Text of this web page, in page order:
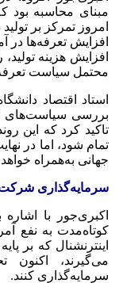
مبنای محاسبه بود
امروز تمرکز بر
افزایش تعرفه‌ها در
افزایش هزینه
محتمل سیاست
استاد اقتصاد
بررسی سیاست‌های
تاکید کرد که این
تمام شود، اما در
جهانی به‌همراه
سرمایه‌گذاری
اکبری‌جور با
کوتاه‌مدت به نفع
اینترنشنال که بر
می‌گیرند، اکنون
سرمایه‌گذاری کنند.